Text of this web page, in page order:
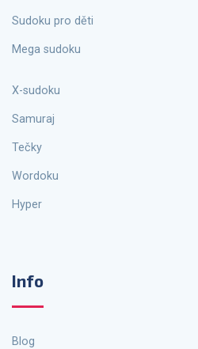
Sudoku pro děti
Mega sudoku
X-sudoku
Samuraj
Tečky
Wordoku
Hyper
Info
Blog